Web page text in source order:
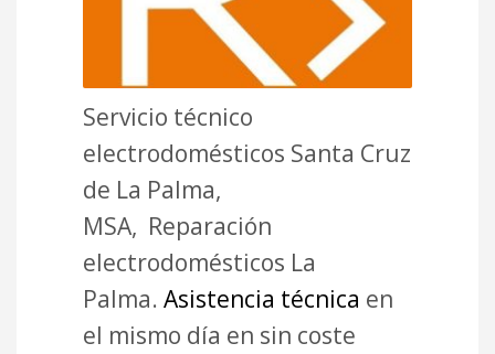
Servicio técnico
electrodomésticos Santa Cruz
de La Palma,
MSA, Reparación
electrodomésticos La
Palma. Asistencia técnica en
el mismo día en sin coste